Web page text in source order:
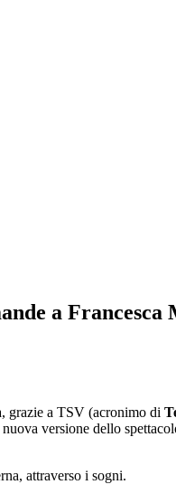
a
grazie a TSV (acronimo di
versione dello
attraverso i sogni.